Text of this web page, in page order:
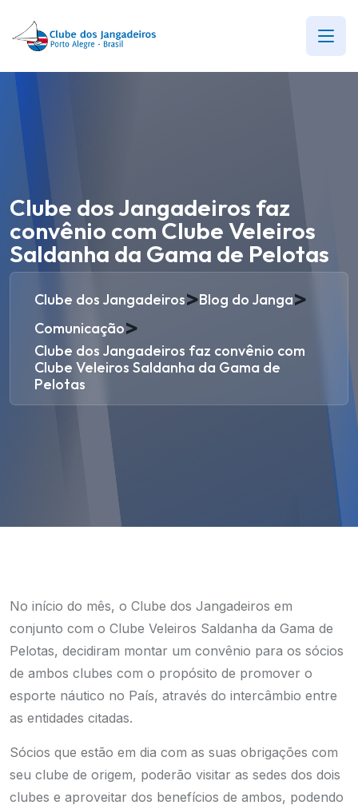
Clube dos Jangadeiros faz
convênio com Clube Veleiros
Saldanha da Gama de Pelotas
Clube dos Jangadeiros>Blog do Janga>
Comunicação>
Clube dos Jangadeiros faz convênio com
Clube Veleiros Saldanha da Gama de
Pelotas
No início do mês, o Clube dos Jangadeiros em
conjunto com o Clube Veleiros Saldanha da Gama de
Pelotas, decidiram montar um convênio para os sócios
de ambos clubes com o propósito de promover o
esporte náutico no País, através do intercâmbio entre
as entidades citadas.
Sócios que estão em dia com as suas obrigações com
seu clube de origem, poderão visitar as sedes dos dois
clubes e aproveitar dos benefícios de ambos, podendo